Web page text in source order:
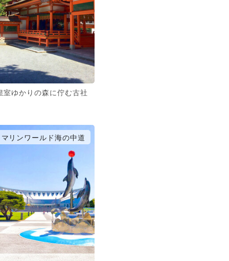
室ゆかりの森に佇む古社
マリンワールド海の中道